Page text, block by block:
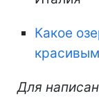
Какое
красивым
Для